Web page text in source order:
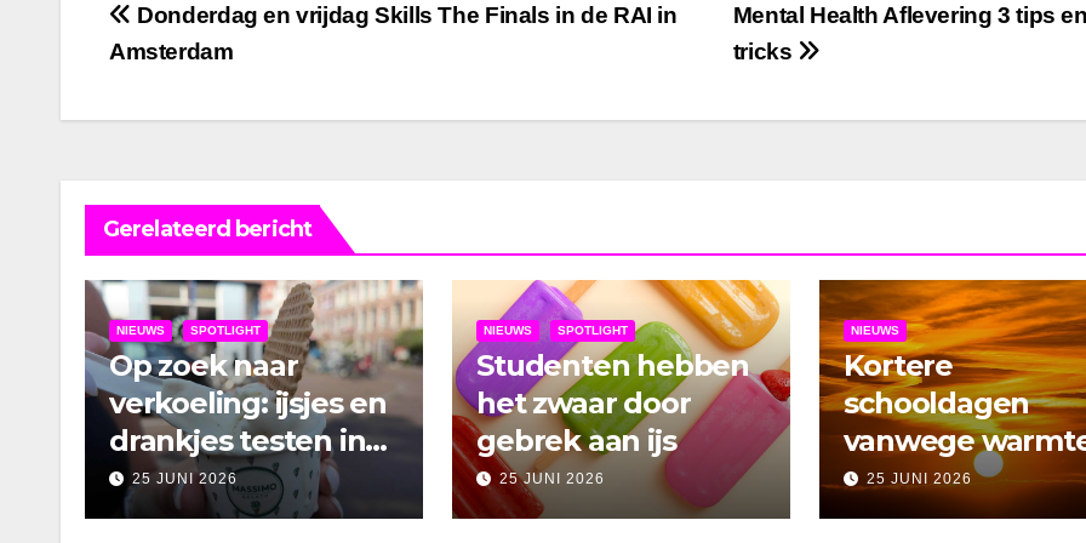
Bericht
navigatie
Mental Health Aflevering 3 tips
tricks
Donderdag en vrijdag Skills The Finals in de RAI in
Amsterdam
Gerelateerd bericht
NIEUWS SPOTLIGHT
Op zoek naar
verkoeling: ijsjes en
drankjes testen in
Amsterdam
25 JUNI 2026
NIEUWS SPOTLIGHT
Studenten hebben
het zwaar door
gebrek aan ijs
25 JUNI 2026
NIEUWS
Kortere
schooldagen
vanwege
25 JUNI 2026